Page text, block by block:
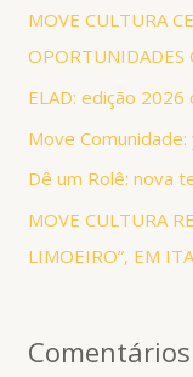
MOVE CULTURA
OPORTUNIDADES
ELAD: edição
Move
Dê um Rolê: nova
MOVE CULTURA
LIMOEIRO”, EM
Comentários